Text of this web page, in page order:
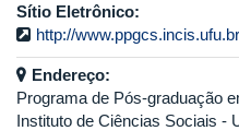
Sítio Eletrônico:
http://www.ppgcs.incis.ufu.br
Endereço:
Programa de Pós-graduação
Instituto de Ciências Sociais -